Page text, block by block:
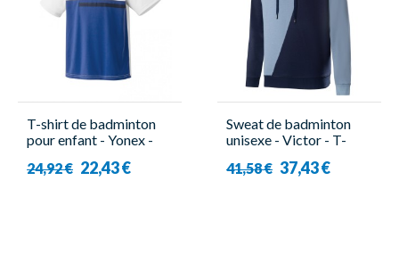
T-shirt de badminton
pour enfant - Yonex -
24,92 € 22,43 €
Sweat de badminton
unisexe - Victor - T-
41,58 € 37,43 €